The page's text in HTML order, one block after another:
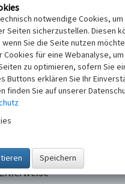
externer Fachdatenbank
notwendige Cookies, um
Seiten sicherzustellen. Diesen
Sie die Seite nutzen
Cookies für eine Webanalyse,
zu optimieren, sofern Sie
Buttons erklären Sie Ihr
finden Sie auf unserer